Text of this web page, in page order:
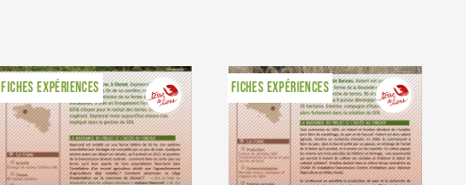
FICHES EXPÉRIENCES FICHES EXPÉRIENCES